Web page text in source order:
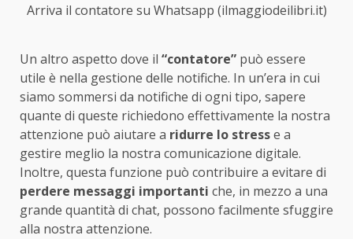
Arriva il contatore su Whatsapp (ilmaggiodeilibri.it)
Un altro aspetto dove il “contatore” può essere
utile è nella gestione delle notifiche. In un’era in cui
siamo sommersi da notifiche di ogni tipo, sapere
quante di queste richiedono effettivamente la nostra
attenzione può aiutare a ridurre lo stresse a
gestire meglio la nostra comunicazione digitale.
Inoltre, questa funzione può contribuire a evitare di
perdere messaggi importanti che, in mezzo a una
grande quantità di chat, possono facilmente sfuggire
alla nostra attenzione.